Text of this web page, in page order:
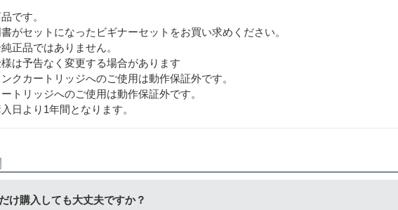
です。
がセットになったビギナーセットをお買い求めください。
正品ではありません。
は予告なく変更する場合があります
クカートリッジへのご使用は動作保証外です。
トリッジへのご使用は動作保証外です。
日より1年間となります。
け購入しても大丈夫ですか？